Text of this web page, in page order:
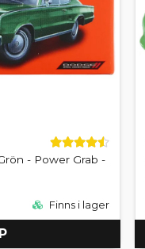
- Power Grab -
Finns i lager